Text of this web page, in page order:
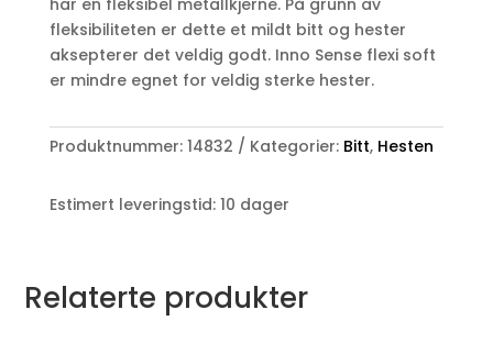
har en fleksibel metallkjerne. På grunn av
fleksibiliteten er dette et mildt bitt og hester
aksepterer det veldig godt. Inno Sense flexi soft
er mindre egnet for veldig sterke hester.
Produktnummer: 14832 Kategorier: Bitt, Hesten
Estimert leveringstid: 10 dager
Relaterte produkter